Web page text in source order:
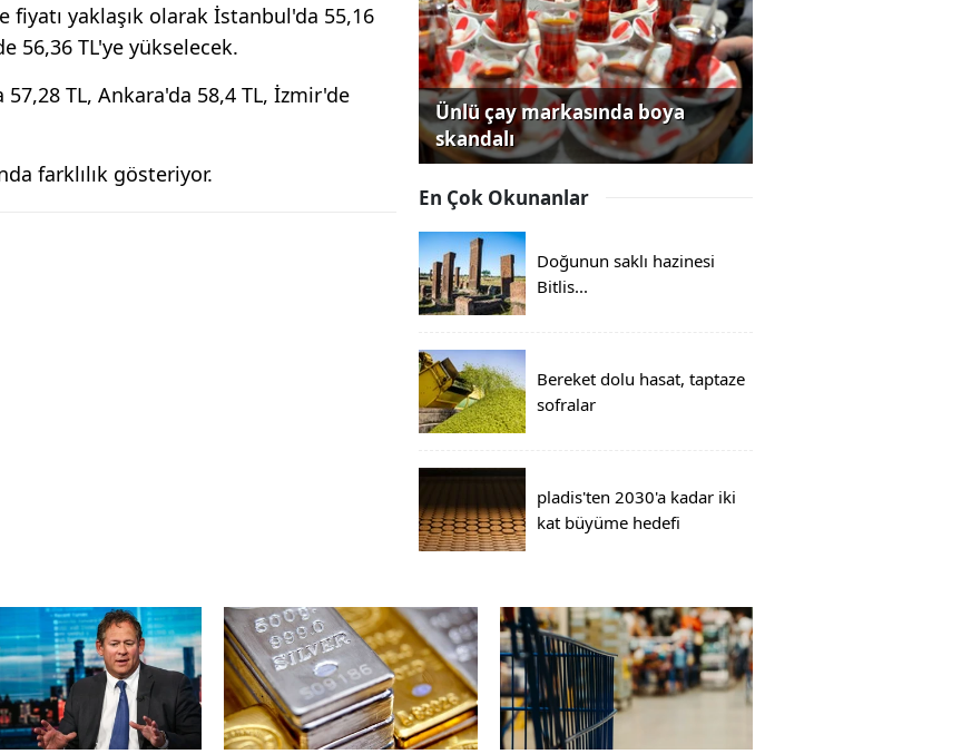
yaklaşık olarak İstanbul'da 55,16
56,36 TL'ye yükselecek.
TL, Ankara'da 58,4 TL, İzmir'de
farklılık gösteriyor.
Ünlü çay markasında boya
skandalı
En Çok Okunanlar
Doğunun saklı hazinesi
Bitlis...
Bereket dolu hasat, taptaze
sofralar
pladis'ten 2030'a kadar iki
kat büyüme hedefi